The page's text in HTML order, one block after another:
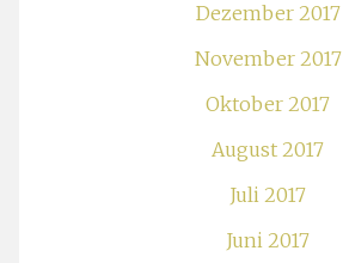
Dezember 2017
November 2017
Oktober 2017
August 2017
Juli 2017
Juni 2017